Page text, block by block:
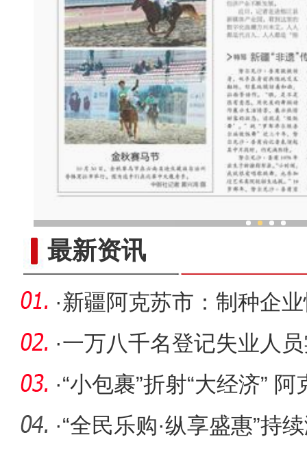
遗”传承人：跳“做饭舞”近三十载
最新资讯
·新疆阿克苏市：制种企
耕
·一万八千名登记失业人
·“小包裹”折射“大经济”
农
·“全民乐购·纵享盛惠”持